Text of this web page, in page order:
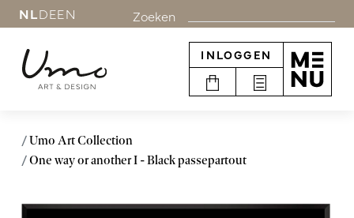
NLDEEN Zoeken
INLOGGEN
Umo Art Collection
One way or another I - Black passepartout